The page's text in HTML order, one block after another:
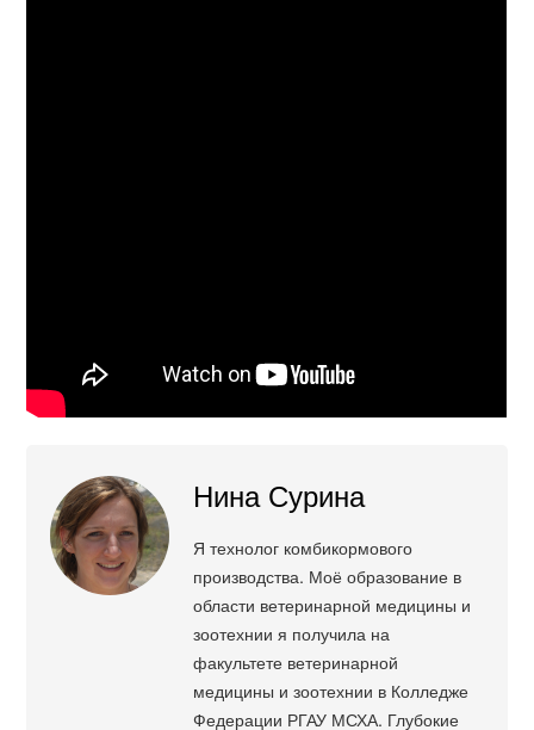
Нина Сурина
Я технолог комбикормового
производства. Моё образование в
области ветеринарной медицины и
зоотехнии я получила на
факультете ветеринарной
медицины и зоотехнии в Колледже
Федерации РГАУ МСХА. Глубокие